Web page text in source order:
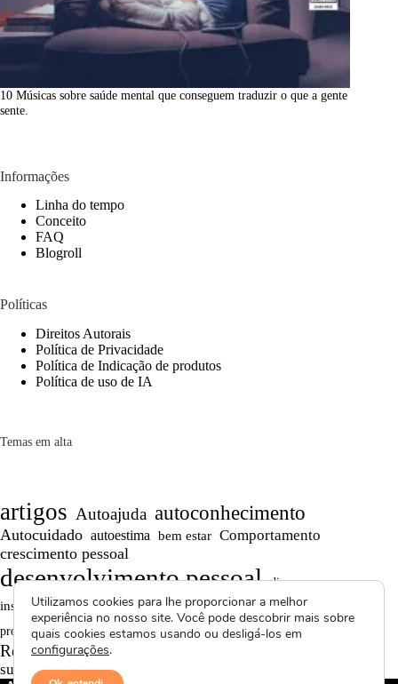
10 Músicas sobre saúde mental que conseguem traduzir o que a gente
sente.
Informações
Linha do tempo
Conceito
FAQ
Blogroll
Políticas
Direitos Autorais
Política de Privacidade
Política de Indicação de produtos
Política de uso de IA
Temas em alta
artigos Autoajuda autoconhecimento
Autocuidado autoestima bem estar Comportamento
crescimento pessoal
desenvolvimento pessoal dicas
inspiração
Maturidade Motivação
Persistência
produtividade Projetos autorais reflexão Reflexões
Reflexões de Vida
superação textos curtos
Utilizamos cookies para lhe proporcionar a melhor
experiência no nosso site. Você pode descobrir mais sobre
quais cookies estamos usando ou desligá-los em
configurações.